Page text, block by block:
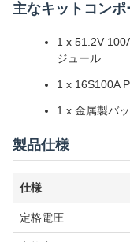
主なキットコンポ
1 x 51.2V
ジュール
1 x 16S100A
1 x 金属製バ
製品仕様
仕様
定格電圧